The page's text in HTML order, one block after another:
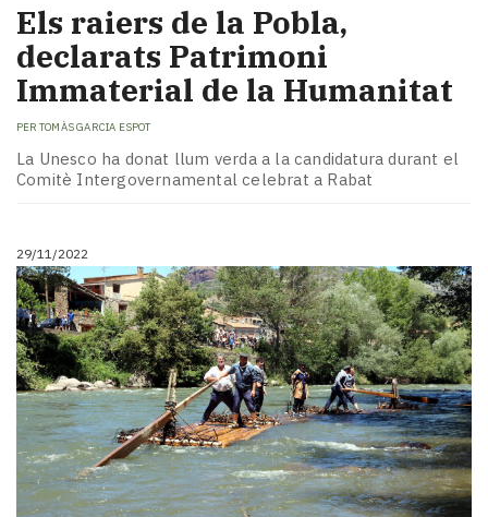
Els raiers de la Pobla,
declarats Patrimoni
Immaterial de la Humanitat
PER TOMÀS GARCIA ESPOT
La Unesco ha donat llum verda a la candidatura durant el
Comitè Intergovernamental celebrat a Rabat
29/11/2022